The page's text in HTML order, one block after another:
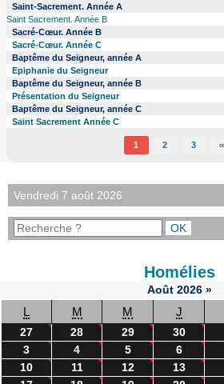
Saint-Sacrement. Année A
Saint Sacrement. Année B
Sacré-Cœur. Année B
Sacré-Cœur. Année C
Baptême du Seigneur, année A
Epiphanie du Seigneur
Baptême du Seigneur, année B
Présentation du Seigneur
Baptême du Seigneur, année C
Saint Sacrement Année C
1 2 3
Vendredi 7 août 2026
Homélies
Août 2026 »
L M M J
27 28 29 30
3
4 5 6
10
11 12 13